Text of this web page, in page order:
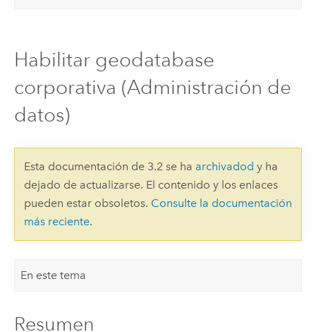
Habilitar geodatabase
corporativa (Administración de
datos)
Esta documentación de 3.2 se ha archivadod y ha
dejado de actualizarse. El contenido y los enlaces
pueden estar obsoletos. Consulte la documentación
más reciente.
En este tema
Resumen